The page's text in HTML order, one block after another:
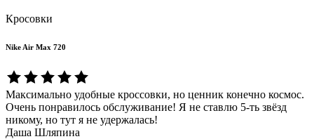
Кросовки
Nike Air Max 720
Максимально удобные кроссовки, но ценник конечно космос.
Очень понравилось обслуживание! Я не ставлю 5-ть звёзд
никому, но тут я не удержалась!
Даша Шляпина